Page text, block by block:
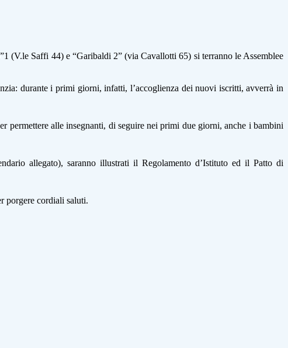
(V.le Saffi 44) e “Garibaldi 2” (via Cavallotti 65) si terranno le Assemblee
durante i primi giorni, infatti, l’accoglienza dei nuovi iscritti, avverrà in
permettere alle insegnanti, di seguire nei primi due giorni, anche i bambini
allegato), saranno illustrati il Regolamento d’Istituto ed il Patto di
porgere cordiali saluti.